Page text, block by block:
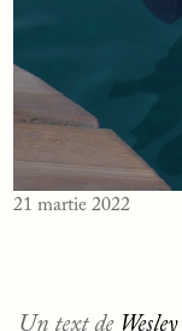
21 martie 2022
Un text de